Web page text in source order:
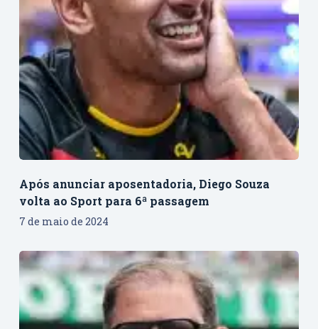
Após anunciar aposentadoria, Diego Souza
volta ao Sport para 6ª passagem
7 de maio de 2024